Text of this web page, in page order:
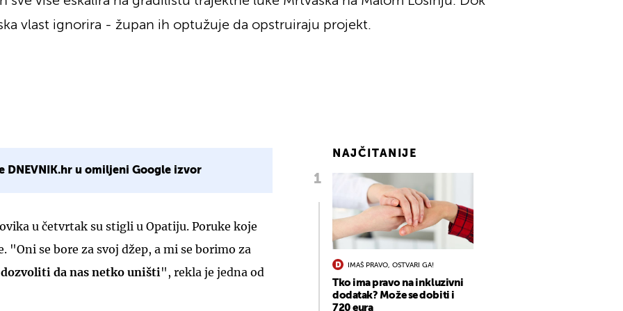
vlast ignorira - župan ih optužuje da opstruiraju projekt.
DNEVNIK.hr u omiljeni Google izvor
u četvrtak su stigli u Opatiju. Poruke koje
"Oni se bore za svoj džep, a mi se borimo za
da nas netko uništi", rekla je jedna od
NAJČITANIJE
IMAŠ PRAVO, OSTVARI GA!
Tko ima pravo na inkluzivni
dodatak? Može se dobiti i
720 eura